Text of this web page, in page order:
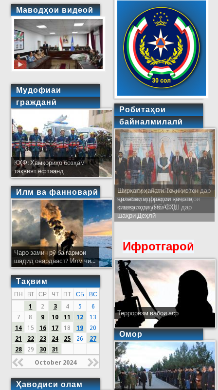
Маводҳои видеоӣ
Мудофиаи
гражданӣ
КҲФ: Ҳамкориҳо бозҳам
тақвият ёфтаанд
Илм ва фанноварӣ
Чаро замин рӯ ба гармои
шадид овардааст? Илм чӣ...
Тақвим
ПН ВТ СР ЧТ ПТ СБ
ВС
1
2 3 4 5
6
7
8 9 10 11 12
13
14
15 16 17 18 19
20
21
22 23 24 25 26
27
28
29 30 31
October 2024
Ҳаводиси олам
Робитаҳои
байналмилалӣ
Ширкати ҳайати Тоҷикистон дар
ҷаласаи идораҳои наҷоти
кишварҳои узви СҲШ дар
шаҳри Деҳлӣ
Ифротгароӣ
Терроризм вабои аср
Омор